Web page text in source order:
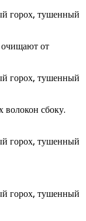
от
сбоку.